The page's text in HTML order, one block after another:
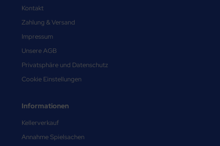
Kontakt
Zahlung & Versand
Impressum
Unsere AGB
Privatsphäre und Datenschutz
Cookie Einstellungen
Informationen
Kellerverkauf
Annahme Spielsachen